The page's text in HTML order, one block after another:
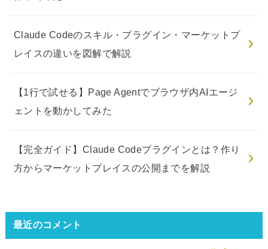
Claude Codeのスキル・プラグイン・マーケットプ
レイスの違いを図解で解説
【1行で試せる】Page Agentでブラウザ内AIエージ
ェントを動かしてみた
【完全ガイド】Claude Codeプラグインとは？作り
方からマーケットプレイスの公開までを解説
最近のコメント